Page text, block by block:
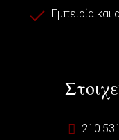
Εμπειρία